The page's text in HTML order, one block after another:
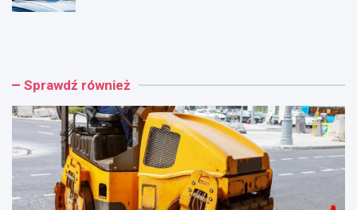
W
a
i
w
e
s
t
u
B
a
n
m
a
m
m
o
Sprawdź również